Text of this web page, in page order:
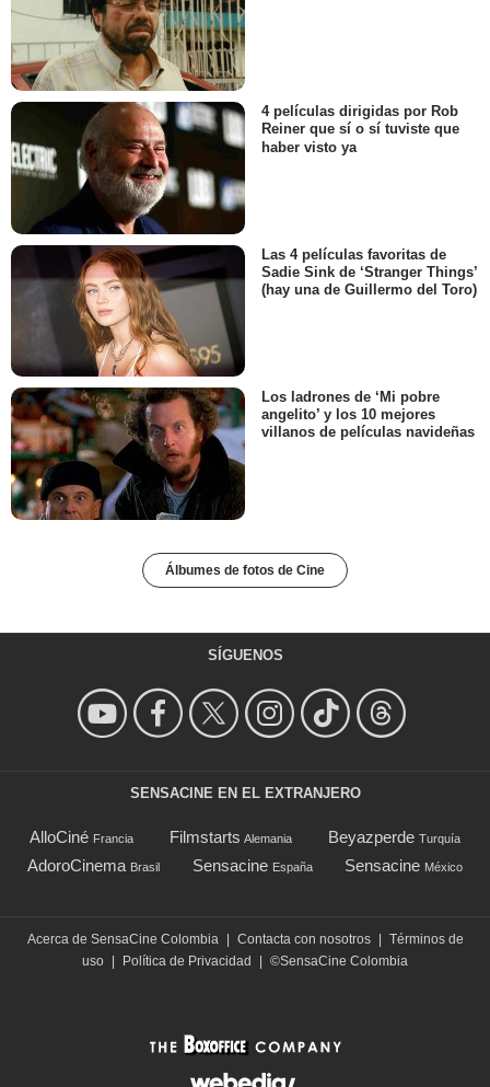
4 películas dirigidas por Rob
Reiner que sí o sí tuviste que
haber visto ya
Las 4 películas favoritas de
Sadie Sink de ‘Stranger Things’
(hay una de Guillermo del Toro)
Los ladrones de ‘Mi pobre
angelito’ y los 10 mejores
villanos de películas navideñas
Álbumes de fotos de Cine
SÍGUENOS
SENSACINE EN EL EXTRANJERO
AlloCiné Francia Filmstarts Alemania Beyazperde Turquía
AdoroCinema Brasil Sensacine España Sensacine México
Acerca de SensaCine Colombia | Contacta con nosotros | Términos de
uso | Política de Privacidad | ©SensaCine Colombia